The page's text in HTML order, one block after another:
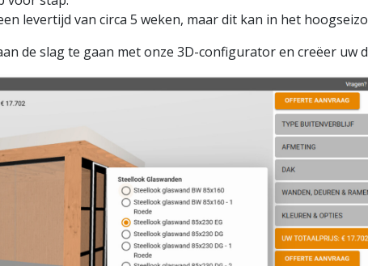
levertijd van circa 5 weken, maar dit kan in het
de slag te gaan met onze 3D-configurator en creëer uw